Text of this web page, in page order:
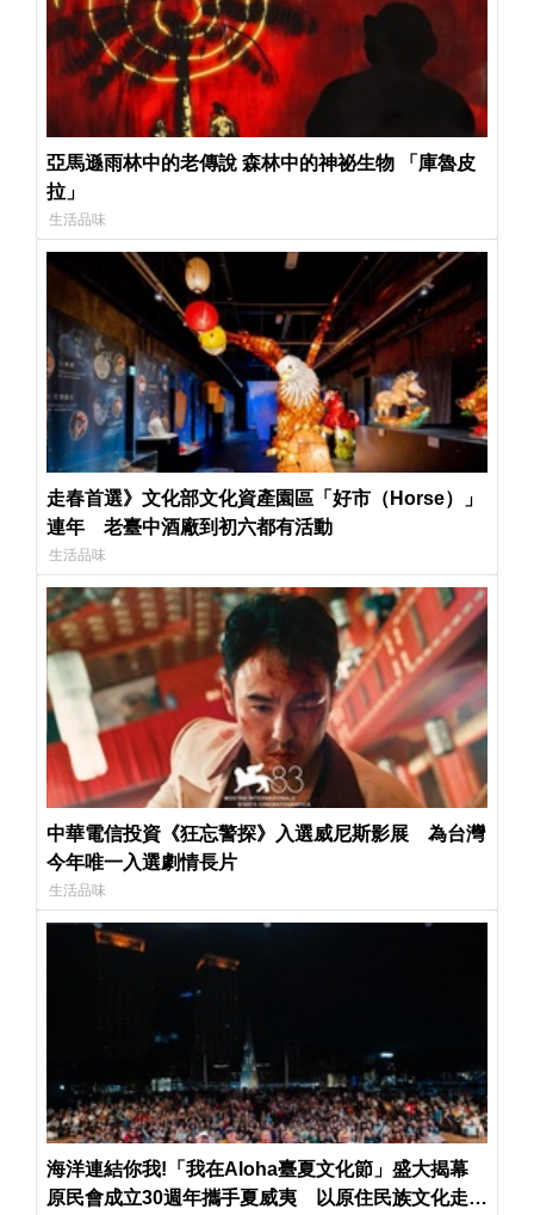
亞馬遜雨林中的老傳說 森林中的神祕生物 「庫魯皮
拉」
生活品味
走春首選》文化部文化資產園區「好市（Horse）」
連年 老臺中酒廠到初六都有活動
生活品味
中華電信投資《狂忘警探》入選威尼斯影展 為台灣
今年唯一入選劇情長片
生活品味
海洋連結你我!「我在Aloha臺夏文化節」盛大揭幕
原民會成立30週年攜手夏威夷 以原住民族文化走向